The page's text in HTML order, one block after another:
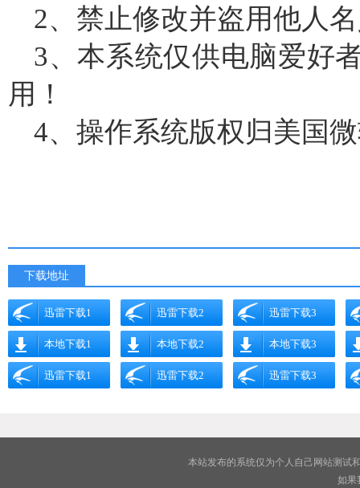
2、禁止修改并盗用他人
3、本系统仅供电脑爱好
用！
4、操作系统版权归美国
下载地址
迅雷下载1 迅雷下载2 迅雷下载3
本地下载1 本地下载2 本地下载3
迅雷下载1 迅雷下载2 迅雷下载3
本站发布的系统仅为个人自己网站测试
如果